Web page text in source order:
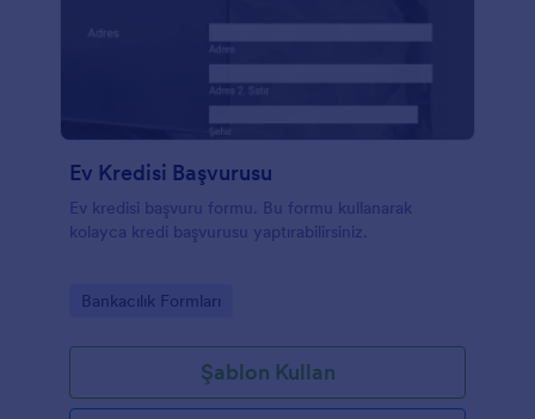
Ev Kredisi Başvurusu
Ev kredisi başvuru formu. Bu formu kullanarak
kolayca kredi başvurusu yaptırabilirsiniz.
Go to Category:
Bankacılık Formları
Şablon Kullan